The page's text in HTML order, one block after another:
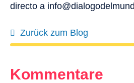
directo a
Zurück zum Blog
Kommentare